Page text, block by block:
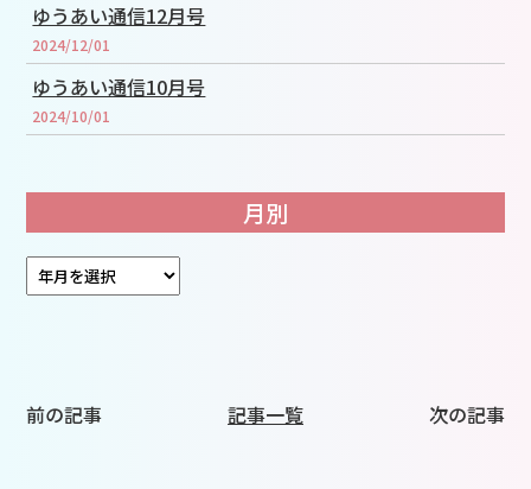
ゆうあい通信12月号
2024/12/01
ゆうあい通信10月号
2024/10/01
月別
前の記事 記事一覧 次の記事